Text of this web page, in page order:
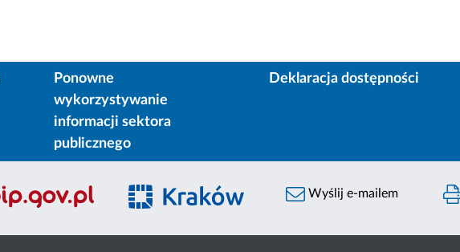
Ponowne
wykorzystywanie
informacji sektora
publicznego
Deklaracja dostępności
Wyślij e-mailem